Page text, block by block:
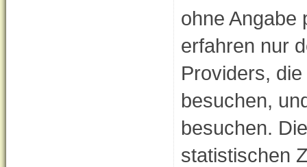
ohne Angabe
erfahren nur
Providers,
besuchen,
besuchen.
statistischen